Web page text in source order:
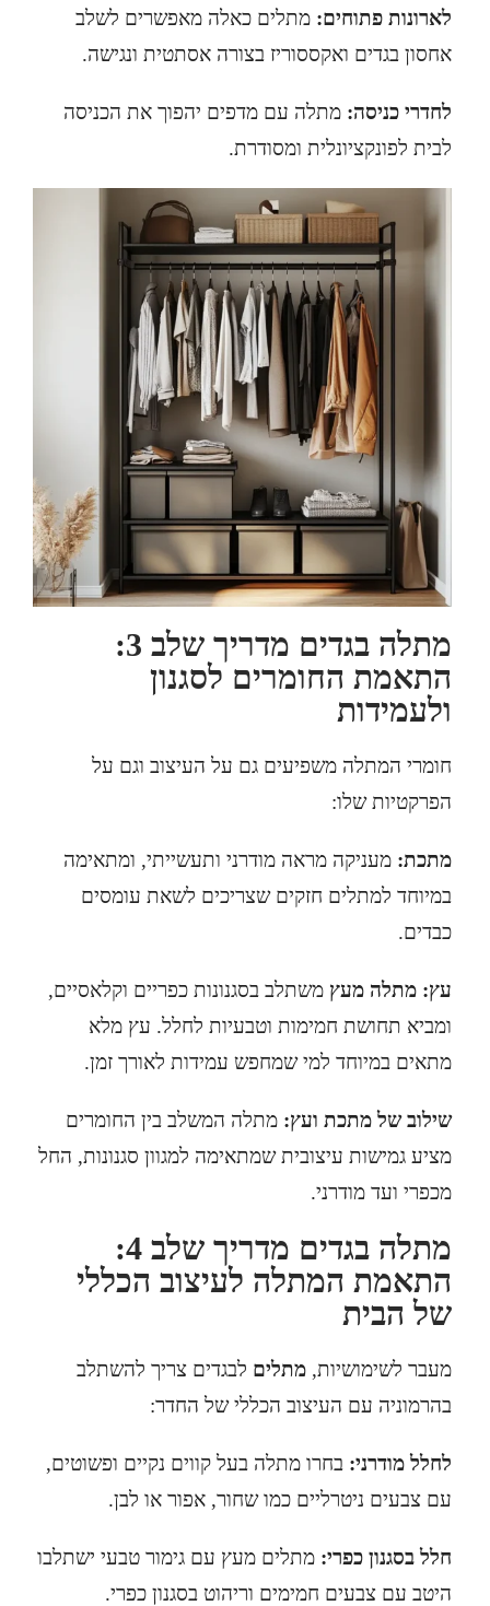
לארונות פתוחים: מתלים כאלה מאפשרים לשלב
אחסון בגדים ואקססוריז בצורה אסתטית ונגישה.
לחדרי כניסה: מתלה עם מדפים יהפוך את הכניסה
לבית לפונקציונלית ומסודרת.
מתלה בגדים מדריך שלב 3:
התאמת החומרים לסגנון
ולעמידות
חומרי המתלה משפיעים גם על העיצוב וגם על
הפרקטיות שלו:
מתכת: מעניקה מראה מודרני ותעשייתי, ומתאימה
במיוחד למתלים חזקים שצריכים לשאת עומסים
כבדים.
עץ: מתלה מעץ משתלב בסגנונות כפריים וקלאסיים,
ומביא תחושת חמימות וטבעיות לחלל. עץ מלא
מתאים במיוחד למי שמחפש עמידות לאורך זמן.
שילוב של מתכת ועץ: מתלה המשלב בין החומרים
מציע גמישות עיצובית שמתאימה למגוון סגנונות, החל
מכפרי ועד מודרני.
מתלה בגדים מדריך שלב 4:
התאמת המתלה לעיצוב הכללי
של הבית
מעבר לשימושיות, מתלים לבגדים צריך להשתלב
בהרמוניה עם העיצוב הכללי של החדר:
לחלל מודרני: בחרו מתלה בעל קווים נקיים ופשוטים,
עם צבעים ניטרליים כמו שחור, אפור או לבן.
חלל בסגנון כפרי: מתלים מעץ עם גימור טבעי ישתלבו
היטב עם צבעים חמימים וריהוט בסגנון כפרי.